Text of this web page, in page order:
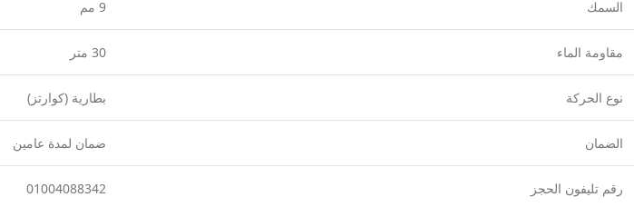
السمك 9 مم
مقاومة الماء 30 متر
نوع الحركة بطارية (كوارتز)
الضمان ضمان لمدة عامين
رقم تليفون الحجز 01004088342